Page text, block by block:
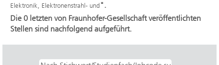
Elektronik, Elektronenstrahl- und".
Die 0 letzten von Fraunhofer-Gesellschaft veröffentlichten
Stellen sind nachfolgend aufgeführt.